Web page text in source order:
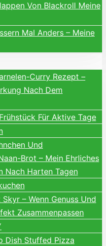
Von Blackroll Meine
Mal Anders – Meine
Curry Rezept –
Nach Dem
Für Aktive Tage
Und
Brot – Mein Ehrliches
Nach Harten Tagen
– Wenn Genuss Und
Zusammenpassen
Dish Stuffed Pizza